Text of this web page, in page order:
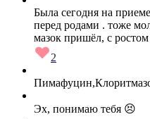
Была сегодня на
перед родами . тоже
мазок пришёл, с
2
Эх, понимаю тебя 😣